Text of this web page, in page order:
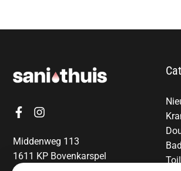
Middenweg 113
1611 KP Bovenkarspel